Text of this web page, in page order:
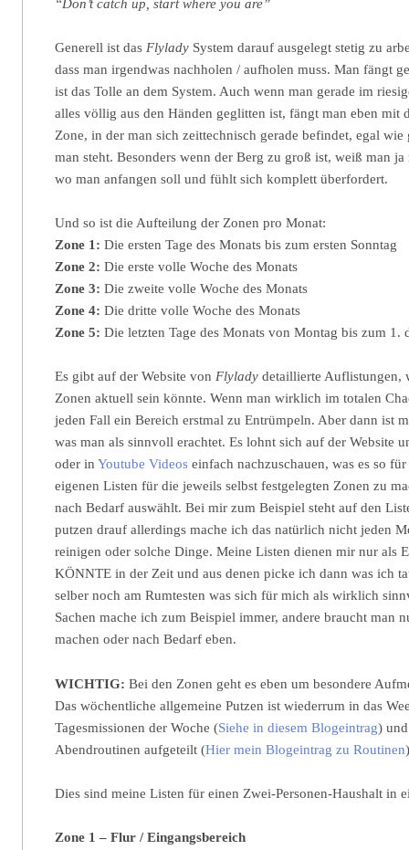
“Don’t catch up, start where you are”
Generell ist das Flylady System darauf ausgelegt stetig zu
dass man irgendwas nachholen / aufholen muss. Man fängt
ist das Tolle an dem System. Auch wenn man gerade im
alles völlig aus den Händen geglitten ist, fängt man eben mit
Zone, in der man sich zeittechnisch gerade befindet, egal
man steht. Besonders wenn der Berg zu groß ist, weiß man
wo man anfangen soll und fühlt sich komplett überfordert.
Und so ist die Aufteilung der Zonen pro Monat:
Zone 1: Die ersten Tage des Monats bis zum ersten Sonntag
Zone 2: Die erste volle Woche des Monats
Zone 3: Die zweite volle Woche des Monats
Zone 4: Die dritte volle Woche des Monats
Zone 5: Die letzten Tage des Monats von Montag bis zum 1.
Es gibt auf der Website vonFlylady detaillierte Auflistungen,
Zonen aktuell sein könnte. Wenn man wirklich im totalen
jeden Fall ein Bereich erstmal zu Entrümpeln. Aber dann ist
was man als sinnvoll erachtet. Es lohnt sich auf der Website
oder inYoutube Videos einfach nachzuschauen, was es so
eigenen Listen für die jeweils selbst festgelegten Zonen zu
nach Bedarf auswählt. Bei mir zum Beispiel steht auf den
putzen drauf allerdings mache ich das natürlich nicht jeden
reinigen oder solche Dinge. Meine Listen dienen mir nur als
KÖNNTE in der Zeit und aus denen picke ich dann was ich
selber noch am Rumtesten was sich für mich als wirklich
Sachen mache ich zum Beispiel immer, andere braucht man
machen oder nach Bedarf eben.
WICHTIG: Bei den Zonen geht es eben um besondere
Das wöchentliche allgemeine Putzen ist wiederrum in das
Tagesmissionen der Woche (Siehe in diesem Blogeintrag)
Abendroutinen aufgeteilt (Hier mein Blogeintrag zu Routinen
Dies sind meine Listen für einen Zwei-Personen-Haushalt in
Zone 1 – Flur / Eingangsbereich